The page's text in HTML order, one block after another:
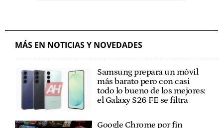
MÁS EN NOTICIAS Y NOVEDADES
Samsung prepara un móvil
más barato pero con casi
todo lo bueno de los mejores:
el Galaxy S26 FE se filtra
Google Chrome por fin